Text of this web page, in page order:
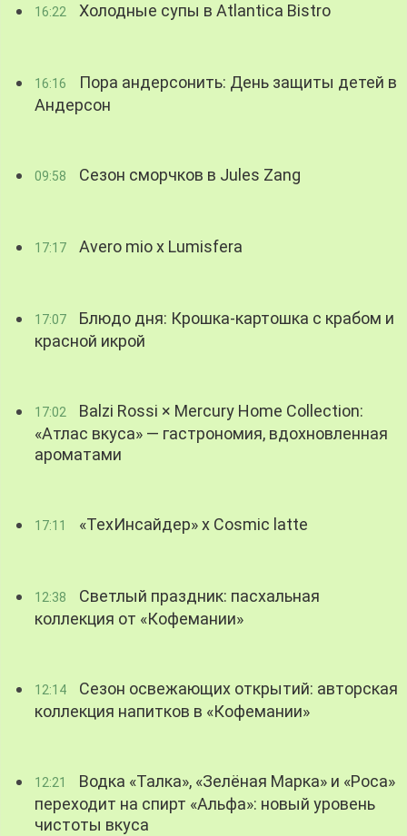
16:22 Холодные супы в Atlantica Bistro
16:16
Пора андерсонить: День защиты детей в
Андерсон
09:58 Сезон сморчков в Jules Zang
17:17 Avero mio x Lumisfera
17:07
Блюдо дня: Крошка-картошка с крабом и
красной икрой
17:02
Balzi Rossi × Mercury Home Collection:
«Атлас вкуса» — гастрономия, вдохновленная
ароматами
17:11 «ТехИнсайдер» х Cosmic latte
12:38
Светлый праздник: пасхальная
коллекция от «Кофемании»
12:14
Сезон освежающих открытий: авторская
коллекция напитков в «Кофемании»
12:21
Водка «Талка», «Зелёная Марка» и «Роса»
переходит на спирт «Альфа»: новый уровень
чистоты вкуса